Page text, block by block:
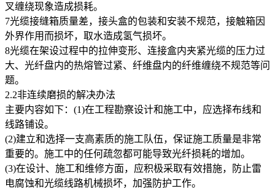
叉缠绕现象造成损耗。
7光缆接缝箱质量差，接头盒的包装和安装不规范，接触箱因
外界作用而损坏，取水造成氢气损坏。
8光缆在架设过程中的拉伸变形、连接盒内夹紧光缆的压力过
大、光纤盘内的热熔管过紧、纤维盘内的纤维缠绕不规范等问
题。
2.2非连续磨损的解决办法
主要内容如下：(1)在工程勘察设计和施工中，应选择布线和
线路铺设。
(2)建立和选择一支高素质的施工队伍，保证施工质量是非常
重要的。施工中的任何疏忽都可能导致光纤损耗的增加。
(3)在设计、施工和维修方面，应积极采取有效措施，防止雷
电腐蚀和光缆线路机械损坏，加强防护工作。